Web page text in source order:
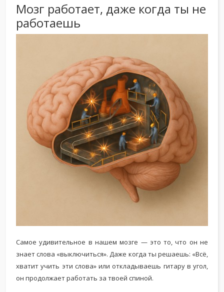
Мозг работает, даже когда ты не
работаешь
Самое удивительное в нашем мозге — это то, что он не
знает слова «выключиться». Даже когда ты решаешь: «Всё,
хватит учить эти слова» или откладываешь гитару в угол,
он продолжает работать за твоей спиной.